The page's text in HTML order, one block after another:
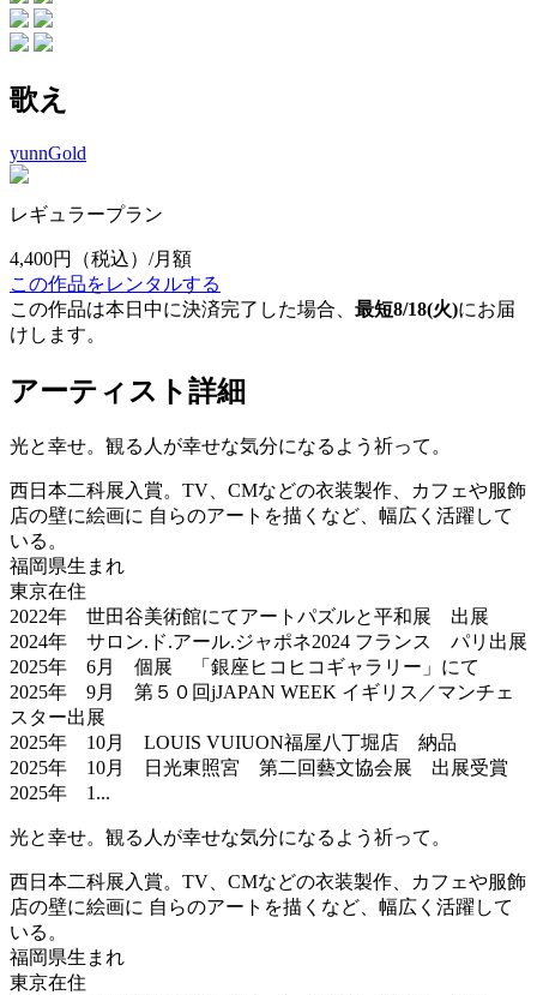
歌え
yunnGold
レギュラープラン
4,400円
（税込）/月額
この作品をレンタルする
この作品は本日中に決済完了した場合、 最短8/18(火)にお届
けします。
アーティスト詳細
光と幸せ。観る人が幸せな気分になるよう祈って。
西日本二科展入賞。TV、CMなどの衣装製作、カフェや服飾
店の壁に絵画に 自らのアートを描くなど、幅広く活躍して
いる。
福岡県生まれ
東京在住
2022年 世田谷美術館にてアートパズルと平和展 出展
2024年 サロン.ド.アール.ジャポネ2024 フランス パリ出展
2025年 6月 個展 「銀座ヒコヒコギャラリー」にて
2025年 9月 第５０回jJAPAN WEEK イギリス／マンチェ
スター出展
2025年 10月 LOUIS VUIUON福屋八丁堀店 納品
2025年 10月 日光東照宮 第二回藝文協会展 出展受賞
2025年 1...
光と幸せ。観る人が幸せな気分になるよう祈って。
西日本二科展入賞。TV、CMなどの衣装製作、カフェや服飾
店の壁に絵画に 自らのアートを描くなど、幅広く活躍して
いる。
福岡県生まれ
東京在住